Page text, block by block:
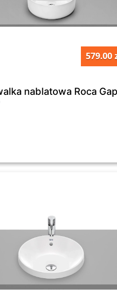
579.00
nablatowa Roca